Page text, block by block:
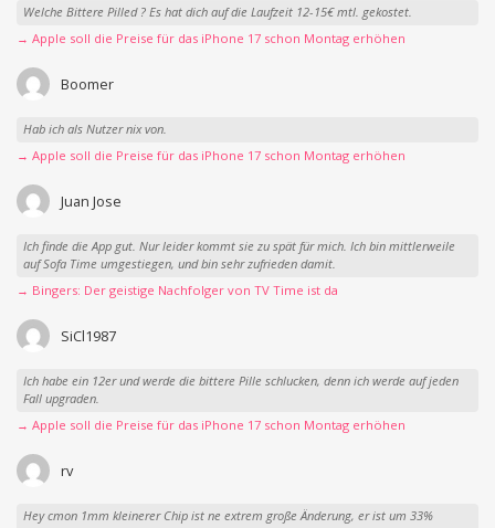
Welche Bittere Pilled ? Es hat dich auf die Laufzeit 12-15€ mtl. gekostet.
→ Apple soll die Preise für das iPhone 17 schon Montag erhöhen
Boomer
Hab ich als Nutzer nix von.
→ Apple soll die Preise für das iPhone 17 schon Montag erhöhen
Juan Jose
Ich finde die App gut. Nur leider kommt sie zu spät für mich. Ich bin mittlerweile
auf Sofa Time umgestiegen, und bin sehr zufrieden damit.
→ Bingers: Der geistige Nachfolger von TV Time ist da
SiCl1987
Ich habe ein 12er und werde die bittere Pille schlucken, denn ich werde auf jeden
Fall upgraden.
→ Apple soll die Preise für das iPhone 17 schon Montag erhöhen
rv
Hey cmon 1mm kleinerer Chip ist ne extrem große Änderung, er ist um 33%